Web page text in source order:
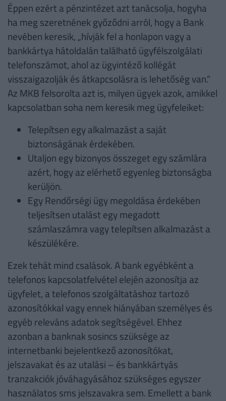
Éppen ezért a pénzintézet azt tanácsolja, hogyha
ha meg szeretnének győződni arról, hogy a Bank
nevében keresik, „hívják fel a honlapon vagy a
bankkártya hátoldalán található ügyfélszolgálati
telefonszámot, ahol az ügyintéző kollégát
visszaigazolják és átkapcsolásra is lehetőség van.”
Az MKB felsorolta azt is, milyen ügyek azok, amikkel
kapcsolatban soha nem keresik meg ügyfeleiket:
Telepítsen egy alkalmazást a saját
biztonságának érdekében.
Utaljon egy bizonyos összeget egy számlára
azért, hogy az elérhető egyenleg biztonságba
kerüljön.
Egy Rendőrségi ügy megoldása érdekében
teljesítsen utalást egy megadott
számlaszámra vagy telepítsen alkalmazást a
készülékére.
Ezek tehát mind csalások. A bank egyébként a
telefonos kapcsolatfelvétel elején azonosítja az
ügyfelet, a telefonos szolgáltatáshoz tartozó
azonosítókkal vagy ennek hiányában személyes és
egyéb releváns adatok segítségével. Ehhez
azonban a banknak sosincs szüksége az
internetbanki bejelentkező azonosítókat,
jelszavakat és az utalási – és bankkártyás
tranzakciók jóváhagyásához szükséges egyszer
használatos sms jelszavakra sem. Emellett a bank